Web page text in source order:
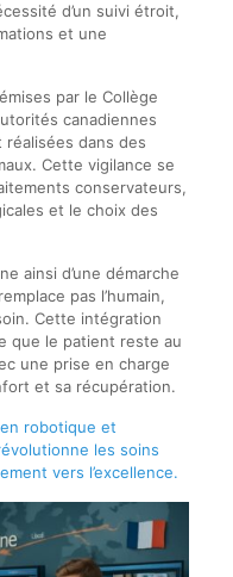
d’un suivi étroit,
et une
par le Collège
canadiennes
dans des
Cette vigilance se
conservateurs,
et le choix des
ainsi d’une démarche
pas l’humain,
Cette intégration
que le patient reste au
une prise en charge
et sa récupération.
robotique et
les soins
vers l’excellence.